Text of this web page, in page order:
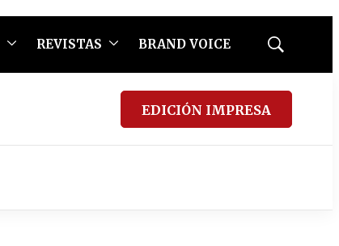
REVISTAS BRAND VOICE
Mostrar
EDICIÓN IMPRESA